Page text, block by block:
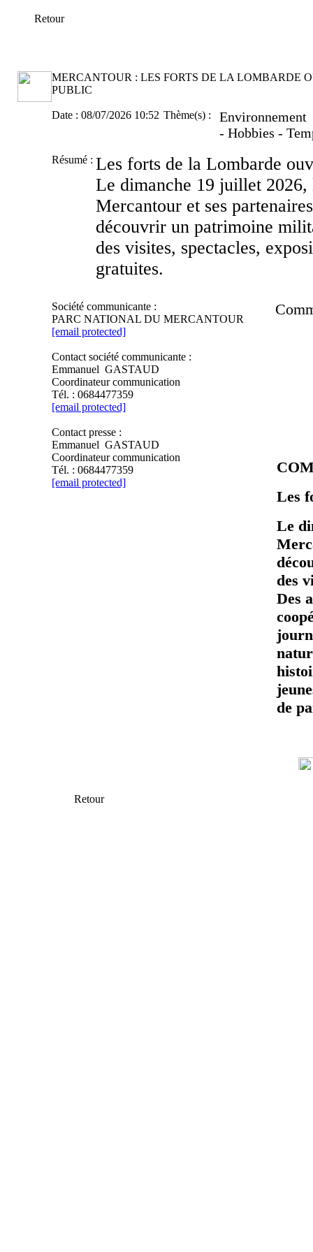
Retour
MERCANTOUR : LES FORTS DE LA LOMBARDE
PUBLIC
Date : 08/07/2026 10:52 Thème(s) :
- Hobbies -
Résumé : Les forts de la Lombarde
Le dimanche 19 juillet 2026,
Mercantour et ses
découvrir un patrimoine
des visites, spectacles,
gratuites.
Société communicante :
PARC NATIONAL DU MERCANTOUR
[email protected]
Contact société communicante :
Emmanuel GASTAUD
Coordinateur communication
Tél. : 0684477359
[email protected]
Contact presse :
Emmanuel GASTAUD
Coordinateur communication
Tél. : 0684477359
[email protected]
Les
Le
des
Des
de
Retour